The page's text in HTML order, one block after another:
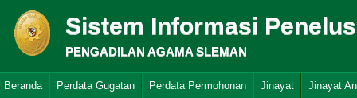
Sistem Informasi
PENGADILAN AGAMA SLEMAN
Beranda Perdata Gugatan Perdata Permohonan Jinayat Jinayat